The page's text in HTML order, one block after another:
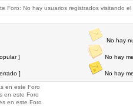
Foro: No hay usuarios registrados visitando
]
]
No hay
No hay
No hay
en este Foro
en este Foro
en este Foro